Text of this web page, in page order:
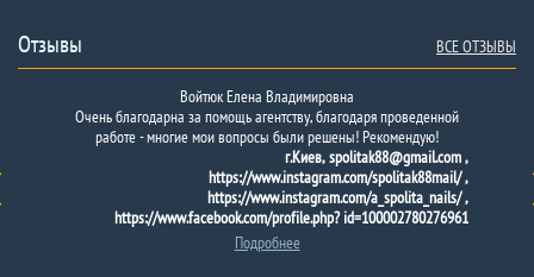
Отзывы ВСЕ ОТЗЫВЫ
Войтюк Елена Владимировна
Очень благодарна за помощь агентству, благодаря проведенной
работе - многие мои вопросы были решены! Рекомендую!
г.Киев, spolitak88@gmail.com ,
https://www.instagram.com/spolitak88mail/ ,
https://www.instagram.com/a_spolita_nails/ ,
https://www.facebook.com/profile.php? id=100002780276961
Подробнее